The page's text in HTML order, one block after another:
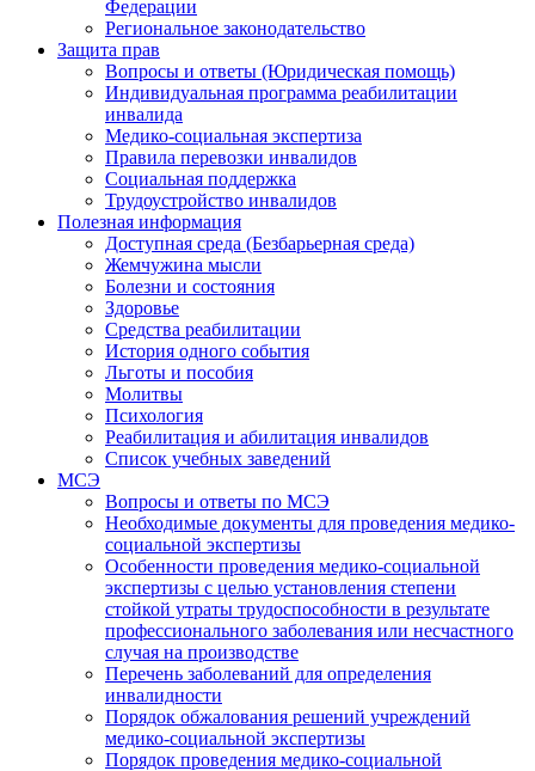
Федерации
Региональное законодательство
Защита прав
Вопросы и ответы (Юридическая помощь)
Индивидуальная программа реабилитации
инвалида
Медико-социальная экспертиза
Правила перевозки инвалидов
Социальная поддержка
Трудоустройство инвалидов
Полезная информация
Доступная среда (Безбарьерная среда)
Жемчужина мысли
Болезни и состояния
Здоровье
Средства реабилитации
История одного события
Льготы и пособия
Молитвы
Психология
Реабилитация и абилитация инвалидов
Список учебных заведений
МСЭ
Вопросы и ответы по МСЭ
Необходимые документы для проведения медико-
социальной экспертизы
Особенности проведения медико-социальной
экспертизы с целью установления степени
стойкой утраты трудоспособности в результате
профессионального заболевания или несчастного
случая на производстве
Перечень заболеваний для определения
инвалидности
Порядок обжалования решений учреждений
медико-социальной экспертизы
Порядок проведения медико-социальной